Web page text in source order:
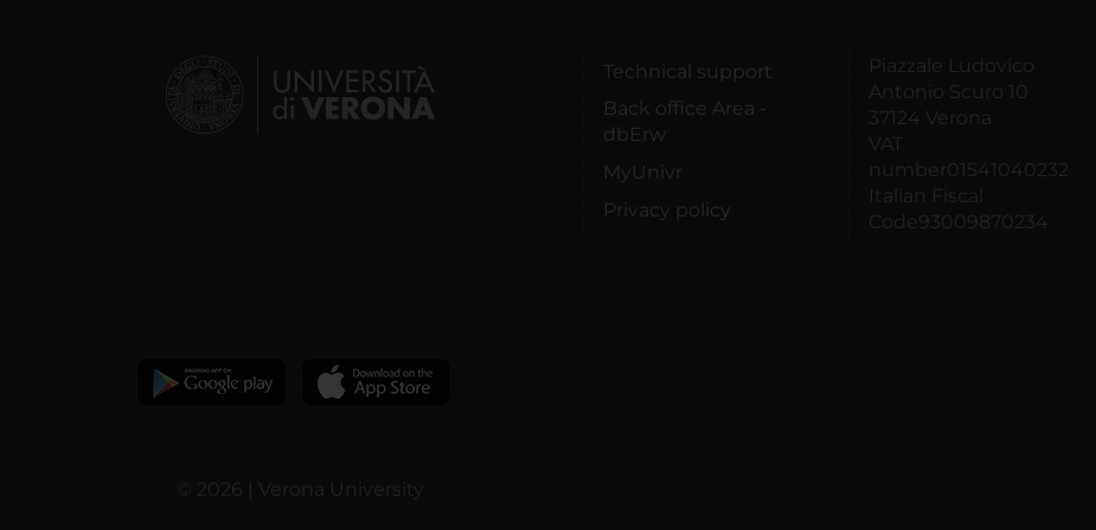
Technical support
Back office Area -
dbErw
MyUnivr
Privacy policy
Piazzale Ludovico
Antonio Scuro 10
37124 Verona
VAT
number01541040232
Italian Fiscal
Code93009870234
© 2026 | Verona University